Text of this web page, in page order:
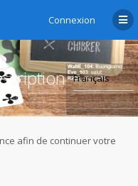
Connexion
afin de continuer votre